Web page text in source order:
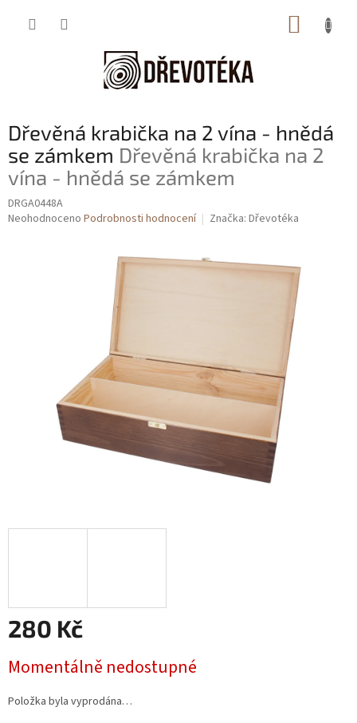
Dřevěná krabička na 2 vína - hnědá
se zámkem Dřevěná krabička na 2
vína - hnědá se zámkem
DRGA0448A
Průměrné
Neohodnoceno Podrobnosti hodnocení Značka: Dřevotéka
280 Kč
cena:
Momentálně nedostupné
Položka byla vyprodána…